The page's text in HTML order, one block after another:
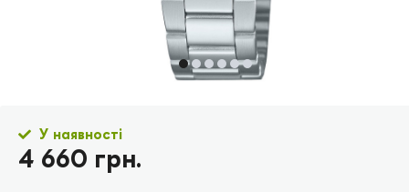
У наявності
4 660 грн.